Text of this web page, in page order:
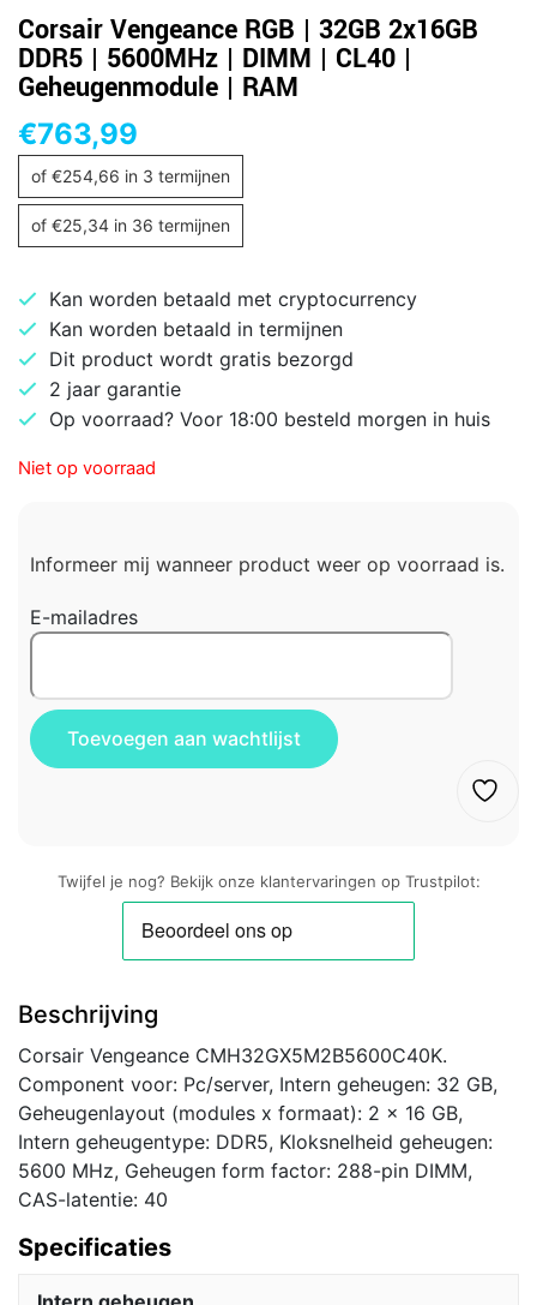
Corsair Vengeance RGB | 32GB 2x16GB
DDR5 | 5600MHz | DIMM | CL40 |
Geheugenmodule | RAM
€763,99
of €254,66 in 3 termijnen
of €25,34 in 36 termijnen
Kan worden betaald met cryptocurrency
Kan worden betaald in termijnen
Dit product wordt gratis bezorgd
2 jaar garantie
Op voorraad? Voor 18:00 besteld morgen in huis
Niet op voorraad
Informeer mij wanneer product weer op voorraad is.
E-mailadres
Twijfel je nog? Bekijk onze klantervaringen op Trustpilot:
Beschrijving
Corsair Vengeance CMH32GX5M2B5600C40K.
Component voor: Pc/server, Intern geheugen: 32 GB,
Geheugenlayout (modules x formaat): 2 x 16 GB,
Intern geheugentype: DDR5, Kloksnelheid geheugen:
5600 MHz, Geheugen form factor: 288-pin DIMM,
CAS-latentie: 40
Specificaties